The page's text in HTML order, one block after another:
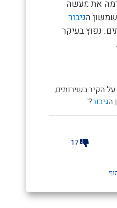
את מעשה
הגיבור
נפוץ בעיקר
הקיר בשירותים,
הגיבור?"
17